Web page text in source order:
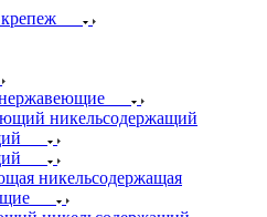
никельсодержащий
никельсодержащая